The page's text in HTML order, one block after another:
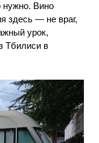
нужно. Вино
здесь — не враг,
урок,
Тбилиси в